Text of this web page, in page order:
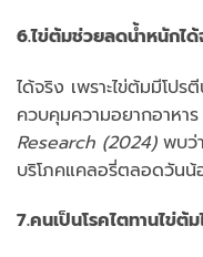
6.ไข่ต้มช่วยลดน้ำหนักได้
ได้จริง เพราะไข่ต้มมีโป
ควบคุมความอยากอาหาร
Research (2024)พบว่า
บริโภคแคลอรี่ตลอดวันน้
7.คนเป็นโรคไตทานไข่ต้